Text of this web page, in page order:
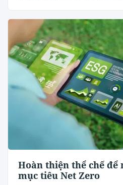
Hoàn thiện thể chế để
mục tiêu Net Zero